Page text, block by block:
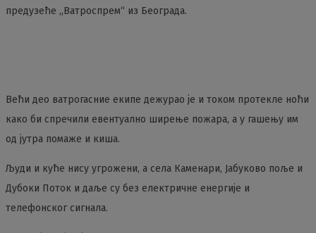
предузеће „Ватроспрем“ из Београда.
Већи део ватрогасние екипе дежурао је и током протекле ноћи
како би спречили евентуално ширење пожара, а у гашењу им
од јутра помаже и киша.
Људи и куће нису угрожени, а села Каменари, Јабуково поље и
Дубоки Поток и даље су без електричне енергије и
телефонског сигнала.